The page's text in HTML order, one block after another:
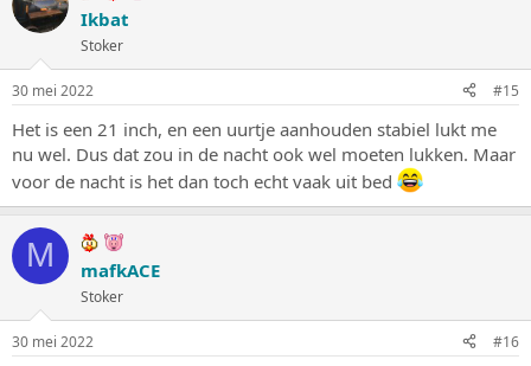
Ikbat
Stoker
30 mei 2022 #15
Het is een 21 inch, en een uurtje aanhouden stabiel lukt me
nu wel. Dus dat zou in de nacht ook wel moeten lukken. Maar
voor de nacht is het dan toch echt vaak uit bed
M mafkACE
Stoker
30 mei 2022 #16